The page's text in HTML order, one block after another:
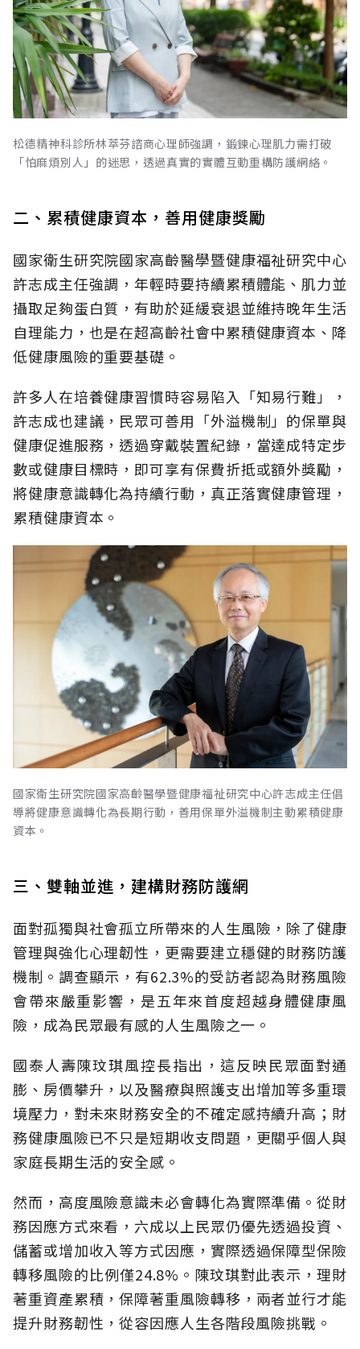
松德精神科診所林萃芬諮商心理師強調，鍛鍊心理肌力需打破
「怕麻煩別人」的迷思，透過真實的實體互動重構防護網絡。
二、累積健康資本，善用健康獎勵
國家衛生研究院國家高齡醫學暨健康福祉研究中心
許志成主任強調，年輕時要持續累積體能、肌力並
攝取足夠蛋白質，有助於延緩衰退並維持晚年生活
自理能力，也是在超高齡社會中累積健康資本、降
低健康風險的重要基礎。
許多人在培養健康習慣時容易陷入「知易行難」，
許志成也建議，民眾可善用「外溢機制」的保單與
健康促進服務，透過穿戴裝置紀錄，當達成特定步
數或健康目標時，即可享有保費折抵或額外獎勵，
將健康意識轉化為持續行動，真正落實健康管理，
累積健康資本。
國家衛生研究院國家高齡醫學暨健康福祉研究中心許志成主任倡
導將健康意識轉化為長期行動，善用保單外溢機制主動累積健康
資本。
三、雙軸並進，建構財務防護網
面對孤獨與社會孤立所帶來的人生風險，除了健康
管理與強化心理韌性，更需要建立穩健的財務防護
機制。調查顯示，有62.3%的受訪者認為財務風險
會帶來嚴重影響，是五年來首度超越身體健康風
險，成為民眾最有感的人生風險之一。
國泰人壽陳玟琪風控長指出，這反映民眾面對通
膨、房價攀升，以及醫療與照護支出增加等多重環
境壓力，對未來財務安全的不確定感持續升高；財
務健康風險已不只是短期收支問題，更關乎個人與
家庭長期生活的安全感。
然而，高度風險意識未必會轉化為實際準備。從財
務因應方式來看，六成以上民眾仍優先透過投資、
儲蓄或增加收入等方式因應，實際透過保障型保險
轉移風險的比例僅24.8%。陳玟琪對此表示，理財
著重資產累積，保障著重風險轉移，兩者並行才能
提升財務韌性，從容因應人生各階段風險挑戰。